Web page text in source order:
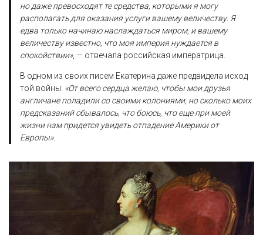
но даже превосходят те средства, которыми я могу
располагать для оказания услуги вашему величеству. Я
едва только начинаю наслаждаться миром, и вашему
величеству известно, что моя империя нуждается в
спокойствии», — отвечала российская императрица.
В одном из своих писем Екатерина даже предвидела исход
той войны: «От всего сердца желаю, чтобы мои друзья
англичане поладили со своими колониями, но сколько моих
предсказаний сбывалось, что боюсь, что еще при моей
жизни нам придется увидеть отпадение Америки от
Европы».